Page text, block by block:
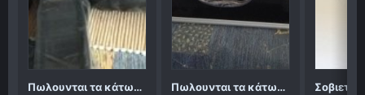
Πωλουνται τα κάτωθι κυάλια σε άριστη κατασταση
Πωλουνται τα κάτωθι κυάλια σε άριστη κατασταση